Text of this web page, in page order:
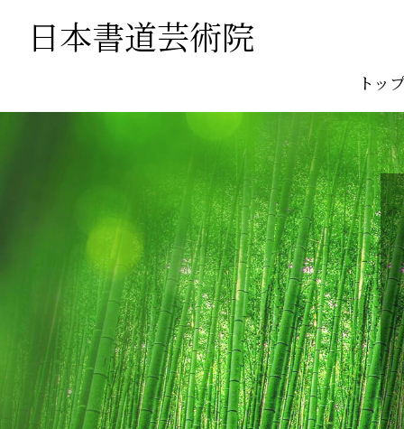
日本書道芸術院
トッ